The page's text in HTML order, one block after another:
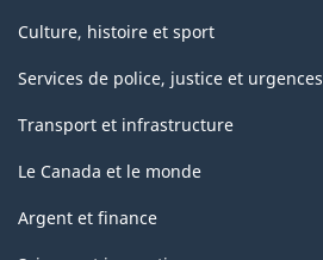
-
la
classification
Culture, histoire et sport
Services de police, justice et urgences
Transport et infrastructure
Le Canada et le monde
Argent et finance